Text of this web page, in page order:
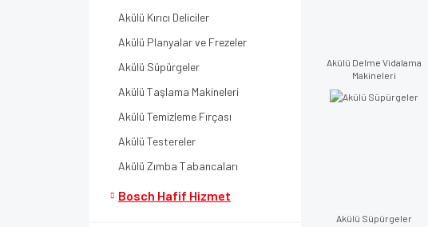
Akülü Kırıcı Deliciler
Akülü Planyalar ve Frezeler
Akülü Süpürgeler
Akülü Taşlama Makineleri
Akülü Temizleme Fırçası
Akülü Testereler
Akülü Zımba Tabancaları
Bosch Hafif Hizmet
Akülü Delme Vidalama
Makineleri
Akülü Süpürgeler